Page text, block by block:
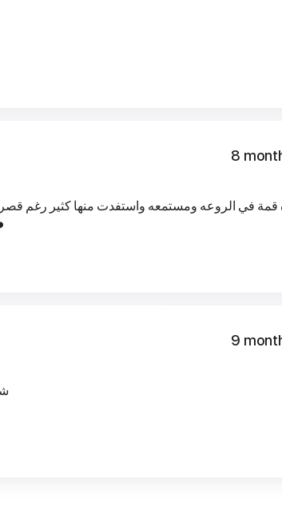
8
قمة في الروعه ومستمعه واستفدت منها كثير رغم
من
9